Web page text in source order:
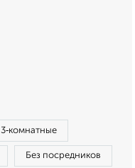
3‑комнатные
Без посредников